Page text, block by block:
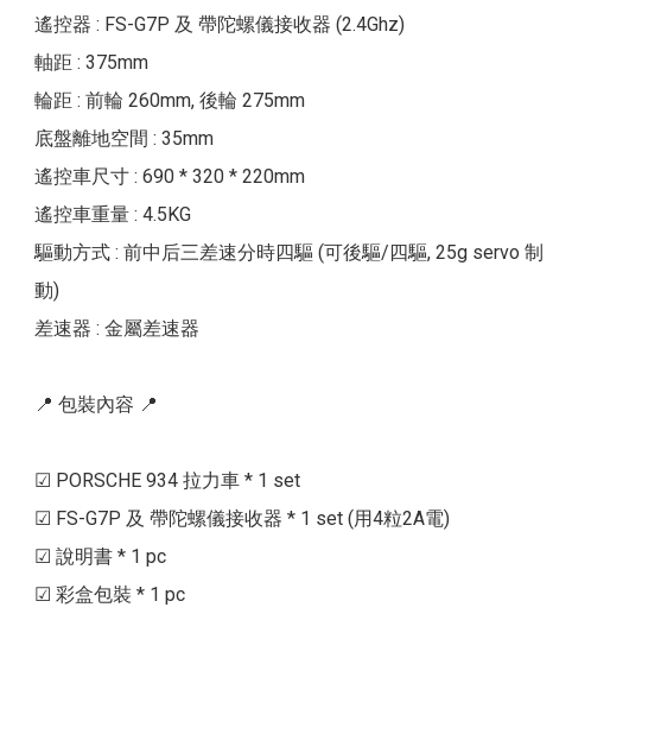
遙控器 : FS-G7P 及 帶陀螺儀接收器 (2.4Ghz)
軸距 : 375mm
輪距 : 前輪 260mm, 後輪 275mm
底盤離地空間 : 35mm
遙控車尺寸 : 690 * 320 * 220mm
遙控車重量 : 4.5KG
驅動方式 : 前中后三差速分時四驅 (可後驅/四驅, 25g servo 制
動)
差速器 : 金屬差速器
📍 包裝內容 📍
☑ PORSCHE 934 拉力車 * 1 set
☑ FS-G7P 及 帶陀螺儀接收器 * 1 set (用4粒2A電)
☑ 說明書 * 1 pc
☑ 彩盒包裝 * 1 pc